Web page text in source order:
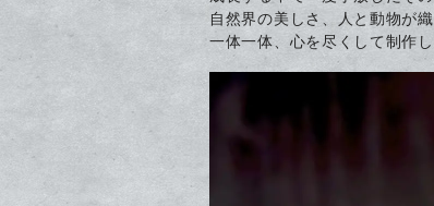
自然界の美しさ、人と動物が
一体一体、心を尽くして制作し